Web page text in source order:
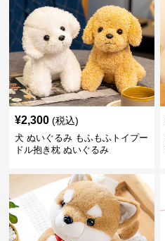
¥2,300 (税込)
犬 ぬいぐるみ もふもふトイプー
ドル抱き枕 ぬいぐるみ